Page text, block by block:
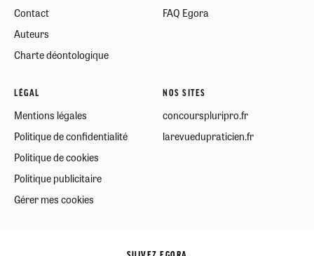
Contact
Auteurs
Charte déontologique
FAQ Egora
LÉGAL
Mentions légales
Politique de confidentialité
Politique de cookies
Politique publicitaire
Gérer mes cookies
NOS SITES
concourspluripro.fr
larevuedupraticien.fr